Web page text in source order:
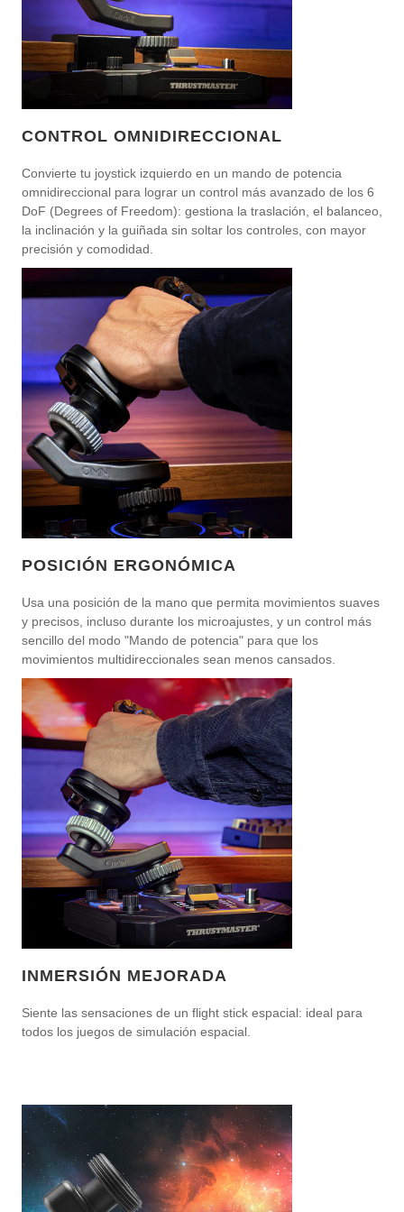
CONTROL OMNIDIRECCIONAL
Convierte tu joystick izquierdo en un mando de potencia
omnidireccional para lograr un control más avanzado de los 6
DoF (Degrees of Freedom): gestiona la traslación, el balanceo,
la inclinación y la guiñada sin soltar los controles, con mayor
precisión y comodidad.
POSICIÓN ERGONÓMICA
Usa una posición de la mano que permita movimientos suaves
y precisos, incluso durante los microajustes, y un control más
sencillo del modo "Mando de potencia" para que los
movimientos multidireccionales sean menos cansados.
INMERSIÓN MEJORADA
Siente las sensaciones de un flight stick espacial: ideal para
todos los juegos de simulación espacial.